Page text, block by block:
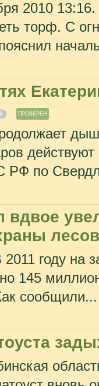
2010
торф. С
ПРОВЕРЕН
действуют
по
лесов
году на
145
сообщили...